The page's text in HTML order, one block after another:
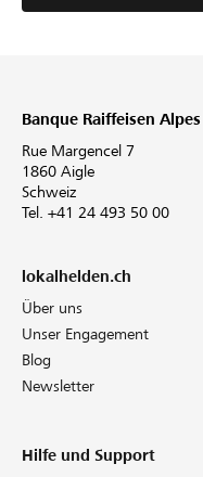
Banque Raiffeisen
Rue Margencel 7
1860 Aigle
Schweiz
Tel. +41 24 493 50 00
lokalhelden.ch
Über uns
Unser Engagement
Blog
Newsletter
Hilfe und Support